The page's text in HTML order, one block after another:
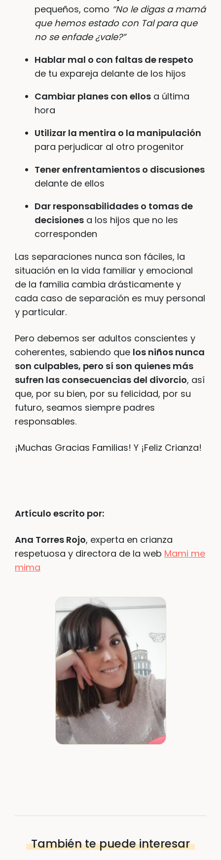
pequeños, como “No le digas a mamá
que hemos estado con Tal para que
no se enfade ¿vale?”
Hablar mal o con faltas de respeto
de tu expareja delante de los hijos
Cambiar planes con ellos a última
hora
Utilizar la mentira o la manipulación
para perjudicar al otro progenitor
Tener enfrentamientos o discusiones
delante de ellos
Dar responsabilidades o tomas de
decisiones a los hijos que no les
corresponden
Las separaciones nunca son fáciles, la
situación en la vida familiar y emocional
de la familia cambia drásticamente y
cada caso de separación es muy personal
y particular.
Pero debemos ser adultos conscientes y
coherentes, sabiendo que los niños nunca
son culpables, pero sí son quienes más
sufren las consecuencias del divorcio, así
que, por su bien, por su felicidad, por su
futuro, seamos siempre padres
responsables.
¡Muchas Gracias Familias! Y ¡Feliz Crianza!
Artículo escrito por:
Ana Torres Rojo, experta en crianza
respetuosa y directora de la web Mami me
mima
También te puede interesar